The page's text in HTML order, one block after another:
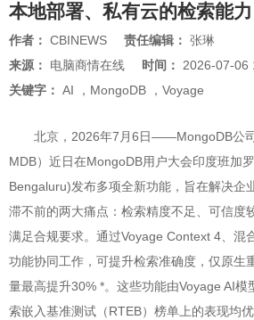
本地部署、私有云的检索能力
作者： CBINEWS 责任编辑： 张琳
来源： 电脑商情在线 时间： 2026-07-06
关键字： AI ， MongoDB ， Voyage
北京，2026年7月6日——MongoDB公
MDB）近日在MongoDB用户大会印度班加
Bengaluru)发布多项全新功能，旨在解决企
滞不前的两大痛点：检索精度不足、可信度
满足合规要求。通过Voyage Context 4、混
功能协同工作，可提升检索准确度，仅原生
量最高提升30% *。这些功能由Voyage AI模
索嵌入基准测试（RTEB）榜单上的表现均